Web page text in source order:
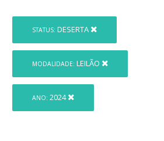
STATUS: DESERTA
MODALIDADE: LEILÃO
ANO: 2024